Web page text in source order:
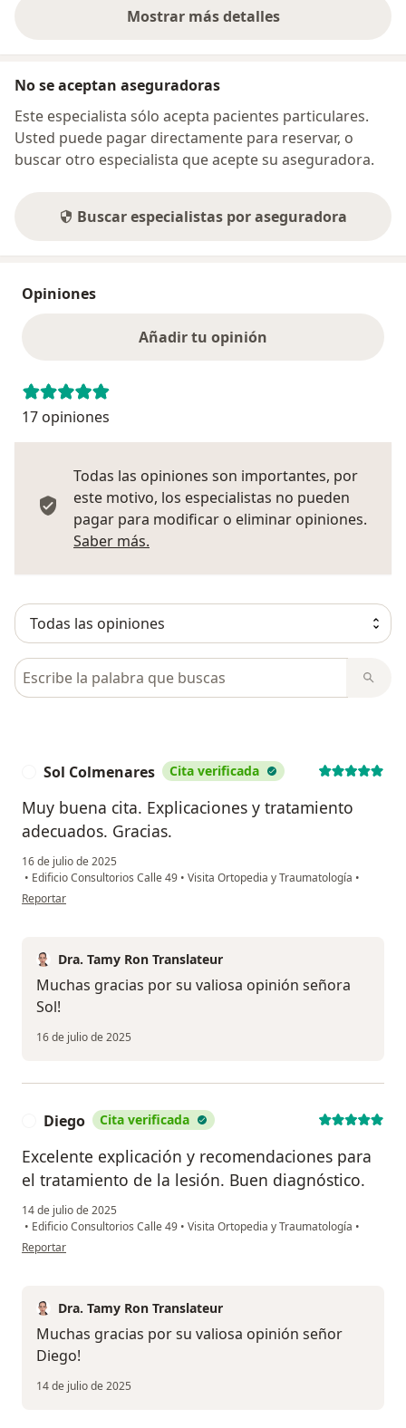
Mostrar más detalles
sobre la dirección
No se aceptan aseguradoras
Este especialista sólo acepta pacientes particulares.
Usted puede pagar directamente para reservar, o
buscar otro especialista que acepte su aseguradora.
Buscar especialistas por aseguradora
Opiniones
Añadir tu opinión
17 opiniones
Todas las opiniones son importantes, por
este motivo, los especialistas no pueden
pagar para modificar o eliminar opiniones.
Saber más.
Busca en opiniones
Sol Colmenares Cita verificada
Muy buena cita. Explicaciones y tratamiento
adecuados. Gracias.
16 de julio de 2025
• Edificio Consultorios Calle 49 • Visita Ortopedia y Traumatología •
en opinión del usuario Sol Colmenares
Reportar
Dra. Tamy Ron Translateur
Muchas gracias por su valiosa opinión señora
Sol!
16 de julio de 2025
Diego Cita verificada
Excelente explicación y recomendaciones para
el tratamiento de la lesión. Buen diagnóstico.
14 de julio de 2025
• Edificio Consultorios Calle 49 • Visita Ortopedia y Traumatología •
en opinión del usuario Diego
Reportar
Dra. Tamy Ron Translateur
Muchas gracias por su valiosa opinión señor
Diego!
14 de julio de 2025